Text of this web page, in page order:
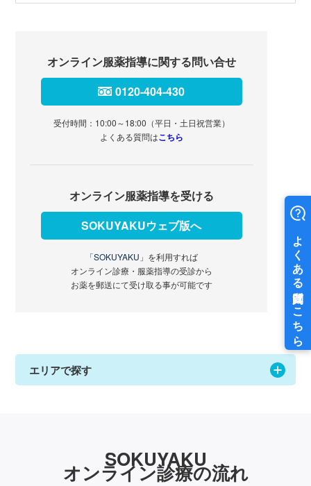
オンライン服薬指導に関する問い合せ
0120-404-430
受付時間：10:00～18:00（平日・土日祝営業）
よくある質問はこちら
オンライン服薬指導を受ける
SOKUYAKUウェブ版へ
「SOKUYAKU」 を利用すれば
オンライン診療・服薬指導の受診から
お薬を郵送にて受け取る事が可能です
エリアで探す
SOKUYAKU
オンライン診療の流れ